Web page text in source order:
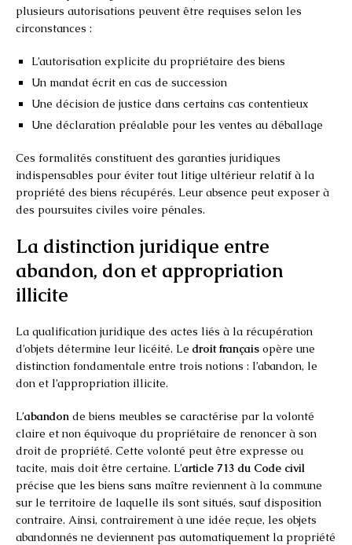
plusieurs autorisations peuvent être requises selon les
circonstances :
L’autorisation explicite du propriétaire des biens
Un mandat écrit en cas de succession
Une décision de justice dans certains cas contentieux
Une déclaration préalable pour les ventes au déballage
Ces formalités constituent des garanties juridiques
indispensables pour éviter tout litige ultérieur relatif à la
propriété des biens récupérés. Leur absence peut exposer à
des poursuites civiles voire pénales.
La distinction juridique entre
abandon, don et appropriation
illicite
La qualification juridique des actes liés à la récupération
d’objets détermine leur licéité. Le droit français opère une
distinction fondamentale entre trois notions : l’abandon, le
don et l’appropriation illicite.
L’abandon de biens meubles se caractérise par la volonté
claire et non équivoque du propriétaire de renoncer à son
droit de propriété. Cette volonté peut être expresse ou
tacite, mais doit être certaine. L’article 713 du Code civil
précise que les biens sans maître reviennent à la commune
sur le territoire de laquelle ils sont situés, sauf disposition
contraire. Ainsi, contrairement à une idée reçue, les objets
abandonnés ne deviennent pas automatiquement la propriété